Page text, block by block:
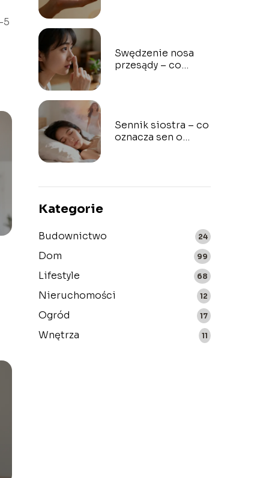
Swędzenie nosa
przesądy – co
Sennik siostra – co
oznacza sen o
Kategorie
Budownictwo 24
Dom 99
Lifestyle 68
Nieruchomości 12
Ogród 17
Wnętrza 11